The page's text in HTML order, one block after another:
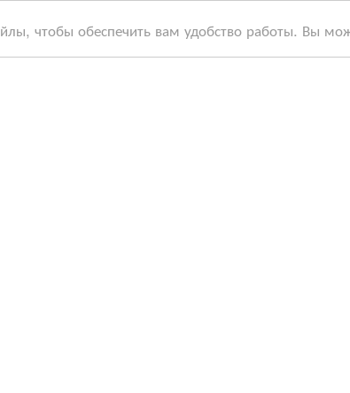
чтобы обеспечить вам удобство работы. Вы